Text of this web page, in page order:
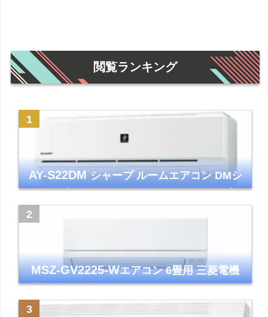
閲覧ランキング
AY-S22DMシャープ ルームエアコン DMシ
リーズ 主に6畳 ホワイト 2024年モデル プラ
MSZ-GV2225-Wエアコン 6畳用 三菱電機
霧ヶ峰 2025年モデル GVシリーズ ピュアホ
ワイト 清潔 除湿 単相100V